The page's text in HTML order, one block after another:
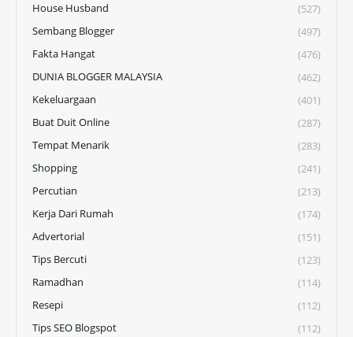
House Husband
(527)
Sembang Blogger
(497)
Fakta Hangat
(476)
DUNIA BLOGGER MALAYSIA
(462)
Kekeluargaan
(401)
Buat Duit Online
(287)
Tempat Menarik
(283)
Shopping
(241)
Percutian
(213)
Kerja Dari Rumah
(174)
Advertorial
(151)
Tips Bercuti
(123)
Ramadhan
(114)
Resepi
(112)
Tips SEO Blogspot
(112)